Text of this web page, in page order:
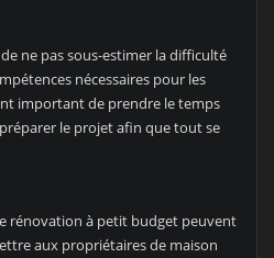
ne pas sous-estimer la difficulté
nécessaires pour les
important de prendre le temps
le projet afin que tout se
rénovation à petit budget peuvent
aux propriétaires de maison